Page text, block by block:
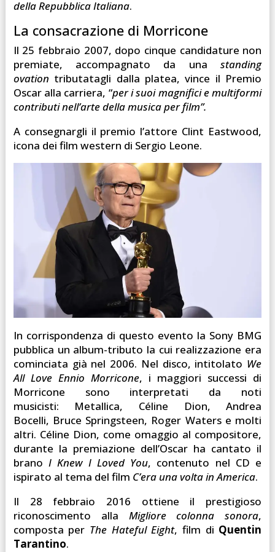
della Repubblica Italiana.
La consacrazione di Morricone
Il 25 febbraio 2007, dopo cinque candidature non
premiate, accompagnato da unastanding
ovation tributatagli dalla platea, vince il Premio
Oscar alla carriera, “per i suoi magnifici e multiformi
contributi nell’arte della musica per film”.
A consegnargli il premio l’attore Clint Eastwood,
icona dei film western di Sergio Leone.
In corrispondenza di questo evento la Sony BMG
pubblica un album-tributo la cui realizzazione era
cominciata già nel 2006. Nel disco, intitolato We
All Love Ennio Morricone, i maggiori successi di
Morricone sono interpretati da noti
musicisti: Metallica, Céline Dion, Andrea
Bocelli, Bruce Springsteen, Roger Waters e molti
altri. Céline Dion, come omaggio al compositore,
durante la premiazione dell’Oscar ha cantato il
branoI Knew I Loved You, contenuto nel CD e
ispirato al tema del film C’era una volta in America.
Il 28 febbraio 2016 ottiene il prestigioso
riconoscimento alla Migliore colonna sonora,
composta per The Hateful Eight, film di Quentin
Tarantino.